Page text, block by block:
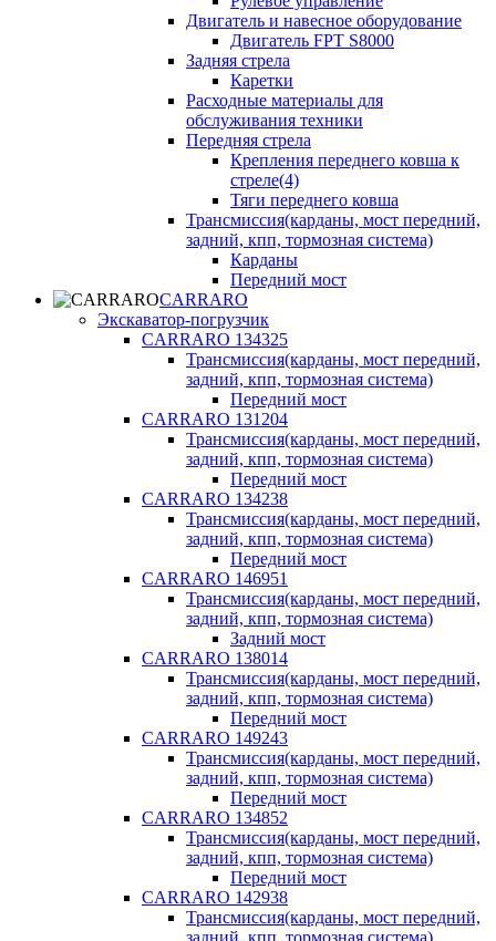
Двигатель и навесное оборудование
Двигатель FPT S8000
Задняя стрела
Каретки
Расходные материалы для
обслуживания техники
Передняя стрела
Крепления переднего ковша к
стреле(4)
Тяги переднего ковша
Трансмиссия(карданы, мост передний,
задний, кпп, тормозная система)
Карданы
Передний мост
CARRARO
Экскаватор-погрузчик
CARRARO 134325
Трансмиссия(карданы, мост передний,
задний, кпп, тормозная система)
Передний мост
CARRARO 131204
Трансмиссия(карданы, мост передний,
задний, кпп, тормозная система)
Передний мост
CARRARO 134238
Трансмиссия(карданы, мост передний,
задний, кпп, тормозная система)
Передний мост
CARRARO 146951
Трансмиссия(карданы, мост передний,
задний, кпп, тормозная система)
Задний мост
CARRARO 138014
Трансмиссия(карданы, мост передний,
задний, кпп, тормозная система)
Передний мост
CARRARO 149243
Трансмиссия(карданы, мост передний,
задний, кпп, тормозная система)
Передний мост
CARRARO 134852
Трансмиссия(карданы, мост передний,
задний, кпп, тормозная система)
Передний мост
CARRARO 142938
Трансмиссия(карданы, мост передний,
задний, кпп, тормозная система)